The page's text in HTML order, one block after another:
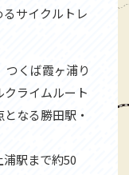
宿サイクルトレ
つくば霞ヶ浦り
ライムルート
なる勝田駅・
駅まで約50